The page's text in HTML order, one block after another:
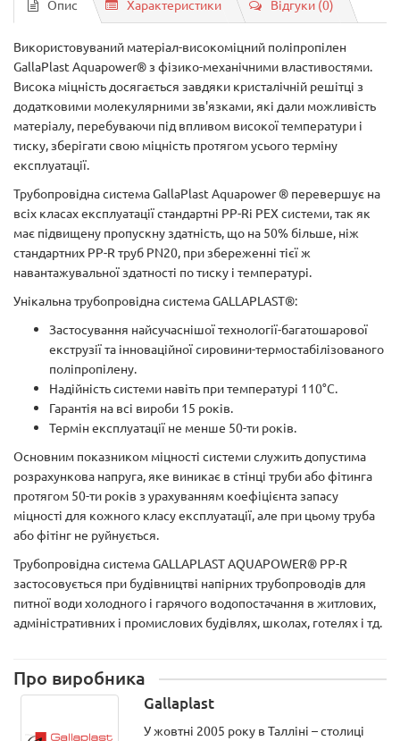
Опис Характеристики Відгуки (0)
Використовуваний матеріал-високоміцний поліпропілен
GallaPlast Aquapower® з фізико-механічними властивостями.
Висока міцність досягається завдяки кристалічній решітці з
додатковими молекулярними зв'язками, які дали можливість
матеріалу, перебуваючи під впливом високої температури і
тиску, зберігати свою міцність протягом усього терміну
експлуатації.
Трубопровідна система GallaPlast Aquapower ® перевершує на
всіх класах експлуатації стандартні PP-Rі PEX системи, так як
має підвищену пропускну здатність, що на 50% більше, ніж
стандартних PP-R труб PN20, при збереженні тієї ж
навантажувальної здатності по тиску і температурі.
Унікальна трубопровідна система GALLAPLAST®:
Застосування найсучаснішої технології-багатошарової
екструзії та інноваційної сировини-термостабілізованого
поліпропілену.
Надійність системи навіть при температурі 110°С.
Гарантія на всі вироби 15 років.
Термін експлуатації не менше 50-ти років.
Основним показником міцності системи служить допустима
розрахункова напруга, яке виникає в стінці труби або фітинга
протягом 50-ти років з урахуванням коефіцієнта запасу
міцності для кожного класу експлуатації, але при цьому труба
або фітінг не руйнується.
Трубопровідна система GALLAPLAST AQUAPOWER® PP-R
застосовується при будівництві напірних трубопроводів для
питної води холодного і гарячого водопостачання в житлових,
адміністративних і промислових будівлях, школах, готелях і тд.
Про виробника
Gallaplast
У жовтні 2005 року в Талліні – столиці